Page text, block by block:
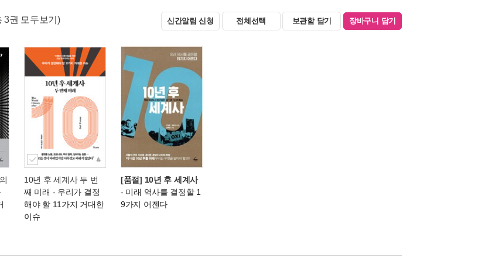
3권 모두보기) 신간알림 신청 전체선택 보관함 담기 장바구니 담기
10년 후 세계사 두 번
째 미래 - 우리가 결정
해야 할 11가지 거대한
이슈
[품절] 10년 후 세계사
- 미래 역사를 결정할 1
9가지 어젠다